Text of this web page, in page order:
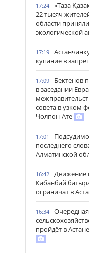
17:24
«Таза
22 тысяч
области
экологической
17:19
купание в
17:09
Бектенов
в заседании
совета в узком
Чолпон-Ате
17:01
последнего
Алматинской
16:42
Движение
Кабанбай
ограничат в
16:34
Очередная
пройдёт в